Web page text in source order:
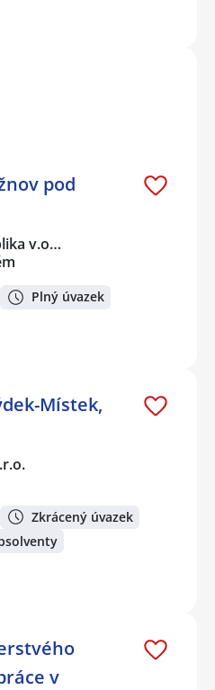
pod
v.o…
Plný úvazek
Místek,
Zkrácený úvazek
v